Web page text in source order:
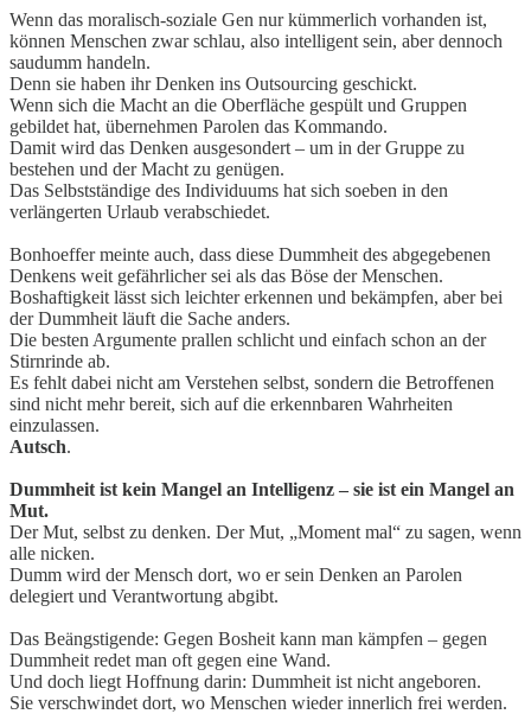
Wenn das moralisch-soziale Gen nur kümmerlich vorhanden ist,
können Menschen zwar schlau, also intelligent sein, aber dennoch
saudumm handeln.
Denn sie haben ihr Denken ins Outsourcing geschickt.
Wenn sich die Macht an die Oberfläche gespült und Gruppen
gebildet hat, übernehmen Parolen das Kommando.
Damit wird das Denken ausgesondert – um in der Gruppe zu
bestehen und der Macht zu genügen.
Das Selbstständige des Individuums hat sich soeben in den
verlängerten Urlaub verabschiedet.
Bonhoeffer meinte auch, dass diese Dummheit des abgegebenen
Denkens weit gefährlicher sei als das Böse der Menschen.
Boshaftigkeit lässt sich leichter erkennen und bekämpfen, aber bei
der Dummheit läuft die Sache anders.
Die besten Argumente prallen schlicht und einfach schon an der
Stirnrinde ab.
Es fehlt dabei nicht am Verstehen selbst, sondern die Betroffenen
sind nicht mehr bereit, sich auf die erkennbaren Wahrheiten
einzulassen.
Autsch.
Dummheit ist kein Mangel an Intelligenz – sie ist ein Mangel an
Mut.
Der Mut, selbst zu denken. Der Mut, „Moment mal“ zu sagen, wenn
alle nicken.
Dumm wird der Mensch dort, wo er sein Denken an Parolen
delegiert und Verantwortung abgibt.
Das Beängstigende: Gegen Bosheit kann man kämpfen – gegen
Dummheit redet man oft gegen eine Wand.
Und doch liegt Hoffnung darin: Dummheit ist nicht angeboren.
Sie verschwindet dort, wo Menschen wieder innerlich frei werden.